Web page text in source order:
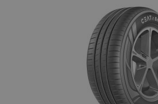
CAUTARE DUPA
DIMENSIUNI
MARCA AUTO
BLOG
B2B -